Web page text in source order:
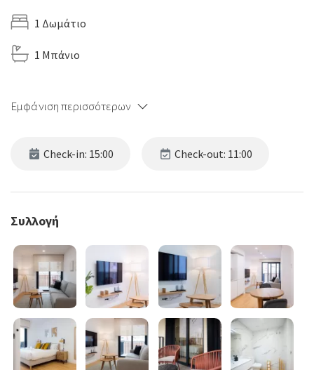
1 Δωμάτιο
1 Μπάνιο
Εμφάνιση περισσότερων
Check-in: 15:00 Check-out: 11:00
Συλλογή